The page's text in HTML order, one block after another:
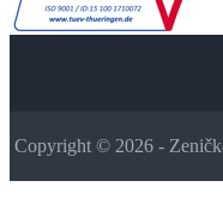
Copyright © 2026 -